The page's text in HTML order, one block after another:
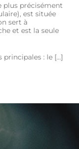
plus précisément
est située
sert à
et est la seule
principales : le […]